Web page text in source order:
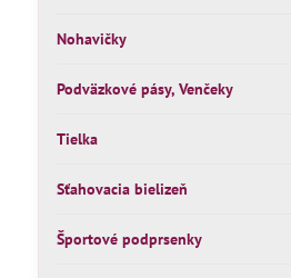
Nohavičky
Podväzkové pásy, Venčeky
Tielka
Sťahovacia bielizeň
Športové podprsenky